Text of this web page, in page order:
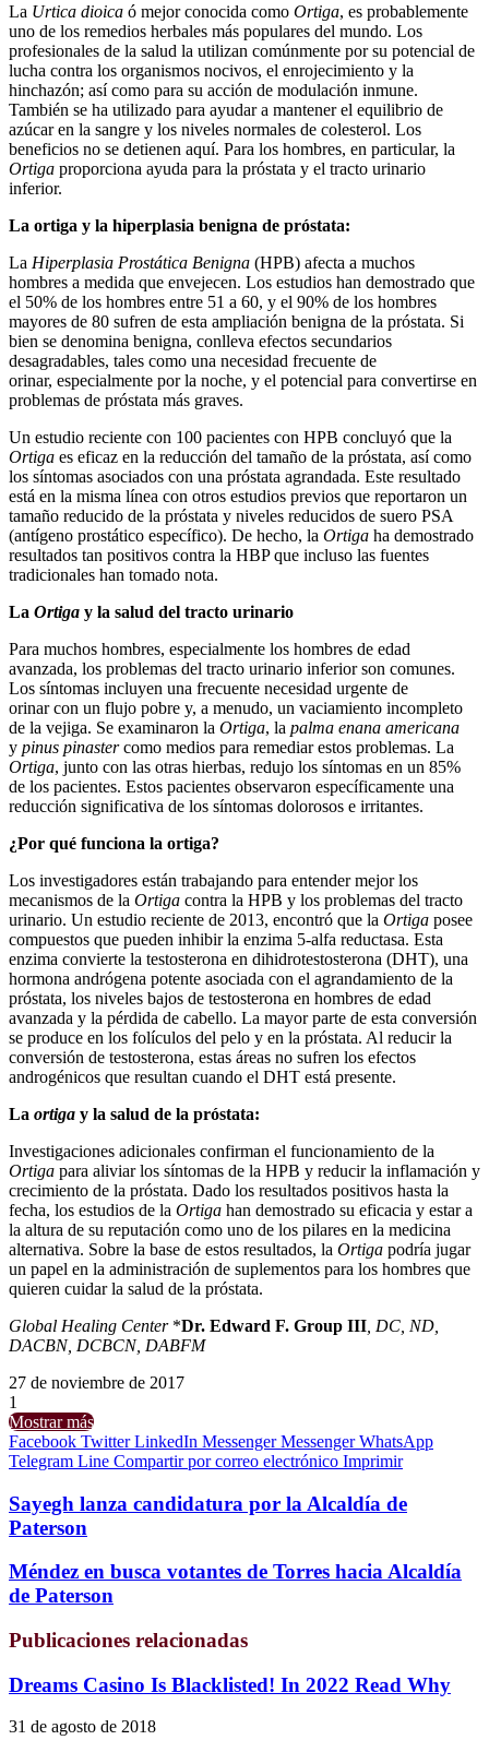
La Urtica dioica ó mejor conocida como Ortiga, es probablemente
uno de los remedios herbales más populares del mundo. Los
profesionales de la salud la utilizan comúnmente por su potencial de
lucha contra los organismos nocivos, el enrojecimiento y la
hinchazón; así como para su acción de modulación inmune.
También se ha utilizado para ayudar a mantener el equilibrio de
azúcar en la sangre y los niveles normales de colesterol. Los
beneficios no se detienen aquí. Para los hombres, en particular, la
Ortiga proporciona ayuda para la próstata y el tracto urinario
inferior.
La ortiga y la hiperplasia benigna de próstata:
La Hiperplasia Prostática Benigna (HPB) afecta a muchos
hombres a medida que envejecen. Los estudios han demostrado que
el 50% de los hombres entre 51 a 60, y el 90% de los hombres
mayores de 80 sufren de esta ampliación benigna de la próstata. Si
bien se denomina benigna, conlleva efectos secundarios
desagradables, tales como una necesidad frecuente de
orinar, especialmente por la noche, y el potencial para convertirse en
problemas de próstata más graves.
Un estudio reciente con 100 pacientes con HPB concluyó que la
Ortiga es eficaz en la reducción del tamaño de la próstata, así como
los síntomas asociados con una próstata agrandada. Este resultado
está en la misma línea con otros estudios previos que reportaron un
tamaño reducido de la próstata y niveles reducidos de suero PSA
(antígeno prostático específico). De hecho, la Ortiga ha demostrado
resultados tan positivos contra la HBP que incluso las fuentes
tradicionales han tomado nota.
La Ortiga y la salud del tracto urinario
Para muchos hombres, especialmente los hombres de edad
avanzada, los problemas del tracto urinario inferior son comunes.
Los síntomas incluyen una frecuente necesidad urgente de
orinar con un flujo pobre y, a menudo, un vaciamiento incompleto
de la vejiga. Se examinaron la Ortiga, la palma enana americana
y pinus pinastercomo medios para remediar estos problemas. La
Ortiga, junto con las otras hierbas, redujo los síntomas en un 85%
de los pacientes. Estos pacientes observaron específicamente una
reducción significativa de los síntomas dolorosos e irritantes.
¿Por qué funciona la ortiga?
Los investigadores están trabajando para entender mejor los
mecanismos de la Ortiga contra la HPB y los problemas del tracto
urinario. Un estudio reciente de 2013, encontró que la Ortiga posee
compuestos que pueden inhibir la enzima 5-alfa reductasa. Esta
enzima convierte la testosterona en dihidrotestosterona (DHT), una
hormona andrógena potente asociada con el agrandamiento de la
próstata, los niveles bajos de testosterona en hombres de edad
avanzada y la pérdida de cabello. La mayor parte de esta conversión
se produce en los folículos del pelo y en la próstata. Al reducir la
conversión de testosterona, estas áreas no sufren los efectos
androgénicos que resultan cuando el DHT está presente.
La ortiga y la salud de la próstata:
Investigaciones adicionales confirman el funcionamiento de la
Ortiga para aliviar los síntomas de la HPB y reducir la inflamación y
crecimiento de la próstata. Dado los resultados positivos hasta la
fecha, los estudios de la Ortiga han demostrado su eficacia y estar a
la altura de su reputación como uno de los pilares en la medicina
alternativa. Sobre la base de estos resultados, la Ortiga podría jugar
un papel en la administración de suplementos para los hombres que
quieren cuidar la salud de la próstata.
Global Healing Center*Dr. Edward F. Group III , DC, ND,
DACBN, DCBCN, DABFM
27 de noviembre de 2017
1
Mostrar más
Facebook Twitter LinkedIn Messenger Messenger WhatsApp
Telegram Line Compartir por correo electrónico Imprimir
Sayegh lanza candidatura por la Alcaldía de
Paterson
Méndez en busca votantes de Torres hacia Alcaldía
de Paterson
Publicaciones relacionadas
Dreams Casino Is Blacklisted! In 2022 Read Why
31 de agosto de 2018